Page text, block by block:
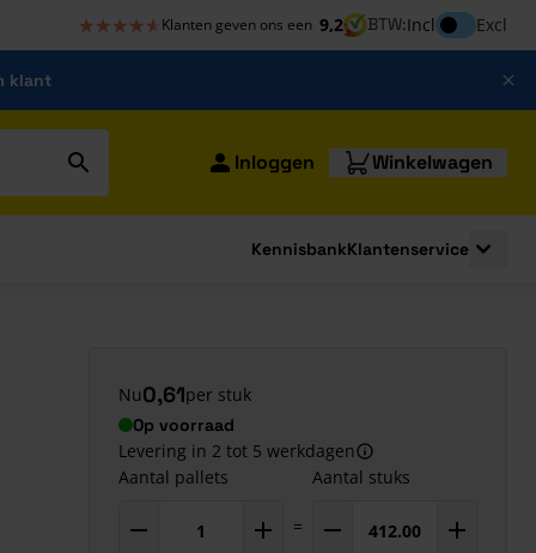
★★★★★
★★★★★ Klanten geven ons een 9,2 BTW:InclInclusief btw
Excl
klant
Inloggen Winkelwagen
KennisbankKlantenservice
Nu0,61per stuk
Op voorraad
Levering in 2 tot 5 werkdagen
Aantal pallets
=
Aantal stuks